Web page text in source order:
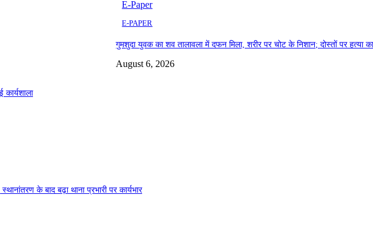
E-Paper
E-PAPER
गुमशुदा युवक का शव तालावला में दफन मिला, शरीर पर चोट के निशान; दोस्तों पर हत्या
August 6, 2026
के बाद बढ़ा थाना प्रभारी पर कार्यभार